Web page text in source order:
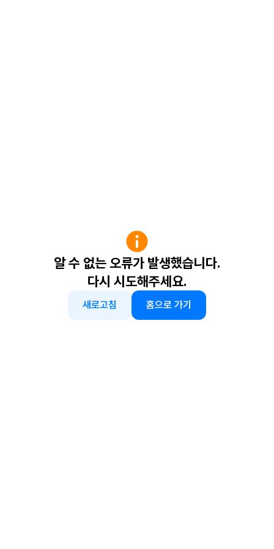
알 수 없는 오류가 발생했습니다.
다시 시도해주세요.
새로고침 홈으로 가기